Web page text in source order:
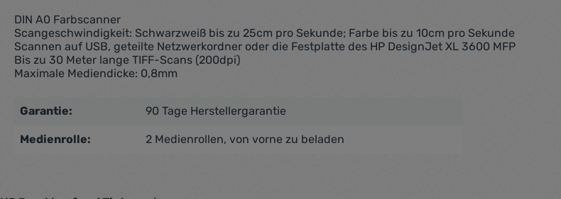
DIN A0 Farbscanner
Scangeschwindigkeit: Schwarzweiß bis zu 25cm pro Sekunde; Farbe bis zu 10cm pro Sekunde
Scannen auf USB, geteilte Netzwerkordner oder die Festplatte des HP DesignJet XL 3600 MFP
Bis zu 30 Meter lange TIFF-Scans (200dpi)
Maximale Mediendicke: 0,8mm
Garantie: 90 Tage Herstellergarantie
Medienrolle: 2 Medienrollen, von vorne zu beladen